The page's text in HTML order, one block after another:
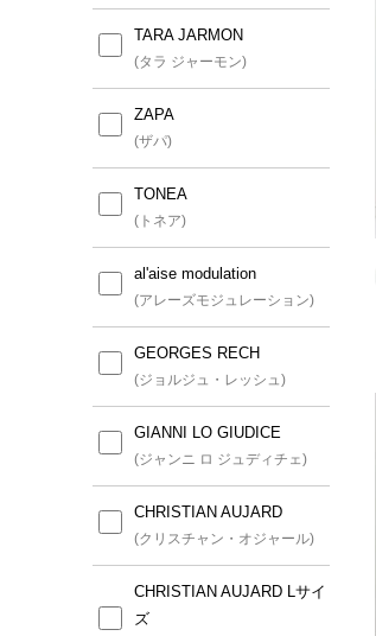
TARA JARMON
(タラ ジャーモン)
ZAPA
(ザパ)
TONEA
(トネア)
al'aise modulation
(アレーズモジュレーション)
GEORGES RECH
(ジョルジュ・レッシュ)
GIANNI LO GIUDICE
(ジャンニ ロ ジュディチェ)
CHRISTIAN AUJARD
(クリスチャン・オジャール)
CHRISTIAN AUJARD Lサイ
ズ